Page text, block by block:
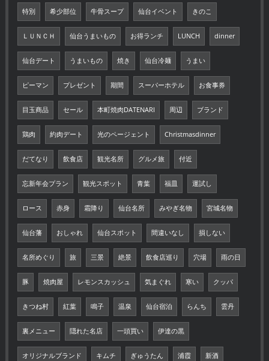
特別 希少部位 牛骨スープ 仙台イベント きのこ
ＬＵＮＣＨ 仙台うまいもの お得ランチ LUNCH dinner
仙台デート うまいもの 焼き 仙台冷麺 うまい
ピーマン プレゼント 期間 スーパーホテル お食事券
目玉商品 セール 本町焼肉DATENARI 周辺 ブランド
鶏肉 約肉デート 光のページェント Christmasdinner
だてなり 飲食店 観光名所 グルメ旅 付近
忘新年会プラン 観光スポット 青葉 福皿 運試し
ロース 赤身 霜降り 仙台名所 みやぎ名物 宮城名物
仙台藩 おしゃれ 仙台スポット 間違いなし 損しない
名所めぐり 旅 三景 絶景 飲食店巡り 穴場 雨の日
豚 焼肉屋 レモンスカッシュ 気まぐれ 寒い クッパ
きつね村 紅葉 鳴子 温泉 仙台宿泊 らんち 雲丹
裏メニュー 隠れた名店 一頭買い 伊達の黒
オリジナルブランド キムチ ぎゅうたん 浦霞 新酒